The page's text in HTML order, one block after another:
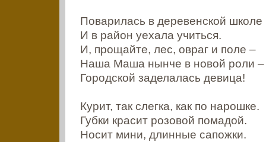
Поварилась в деревенской школе
И в район уехала учиться.
И, прощайте, лес, овраг и поле –
Наша Маша нынче в новой роли –
Городской заделалась девица!
Курит, так слегка, как по нарошке.
Губки красит розовой помадой.
Носит мини, длинные сапожки.